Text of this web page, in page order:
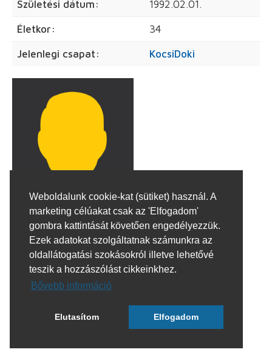
Weboldalunk cookie-kat (sütiket) használ. A
marketing célúakat csak az 'Elfogadom'
gombra kattintását követően engedélyezzük.
Ezek adatokat szolgáltatnak számunkra az
oldallátogatási szokásokról illetve lehetővé
teszik a hozzászólást cikkeinkhez.
Bővebb információ
Elutasítom Elfogadom
Születési dátum: 1992.02.01.
Életkor: 34
Jelenlegi csapat: KocsiDoki